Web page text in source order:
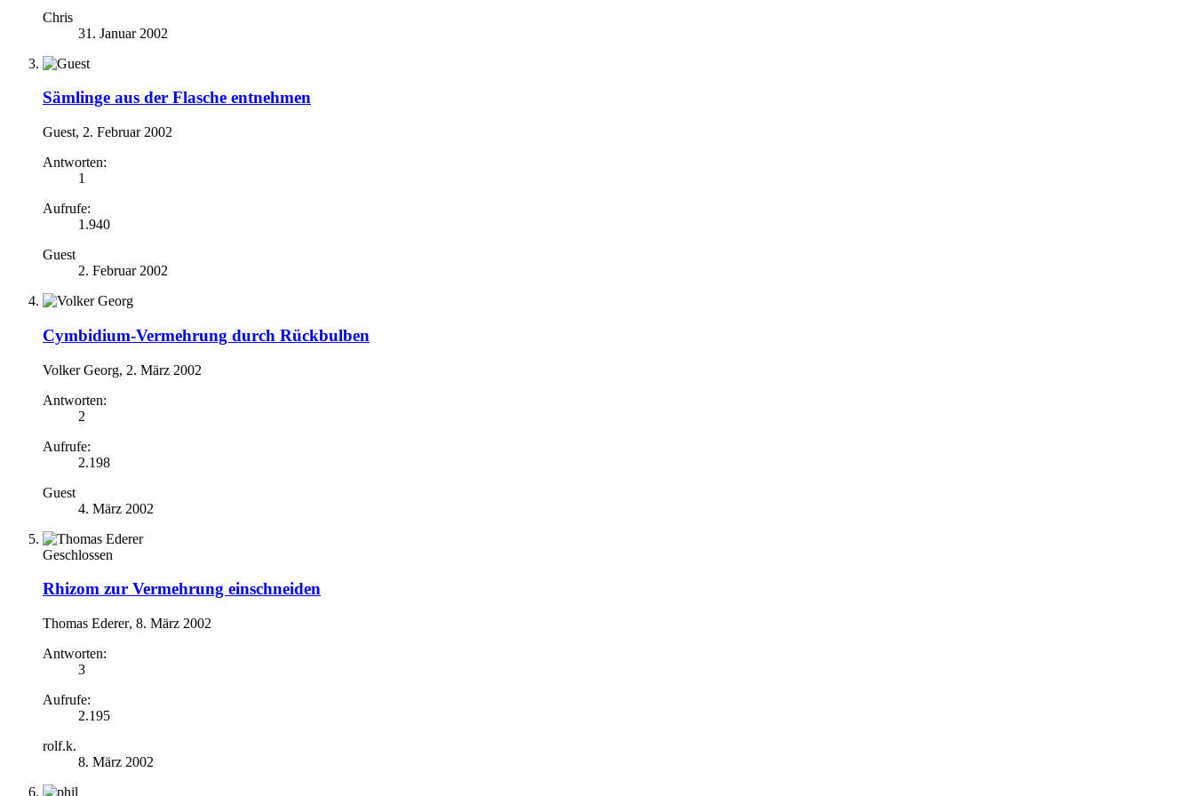
Chris
31. Januar 2002
Sämlinge aus der Flasche entnehmen
Guest, 2. Februar 2002
Antworten:
1
Aufrufe:
1.940
Guest
2. Februar 2002
Cymbidium-Vermehrung durch Rückbulben
Volker Georg, 2. März 2002
Antworten:
2
Aufrufe:
2.198
Guest
4. März 2002
Geschlossen
Rhizom zur Vermehrung einschneiden
Thomas Ederer, 8. März 2002
Antworten:
3
Aufrufe:
2.195
rolf.k.
8. März 2002